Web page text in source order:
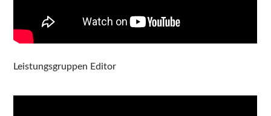
Leistungsgruppen Editor